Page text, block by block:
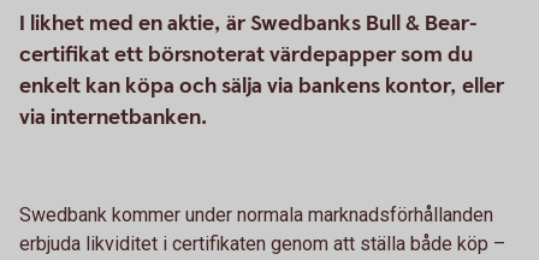
I likhet med en aktie, är Swedbanks Bull & Bear-
certifikat ett börsnoterat värdepapper som du
enkelt kan köpa och sälja via bankens kontor, eller
via internetbanken.
Swedbank kommer under normala marknadsförhållanden
erbjuda likviditet i certifikaten genom att ställa både köp –